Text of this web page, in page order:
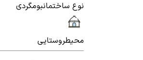
نوع ساختمانبومگردی
محیطروستایی